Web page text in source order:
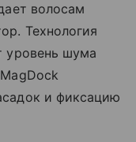
волосам
Технология
уровень шума
и фиксацию